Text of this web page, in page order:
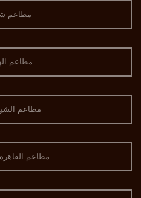
مطاعم
مطاعم
مطاعم
مطاعم